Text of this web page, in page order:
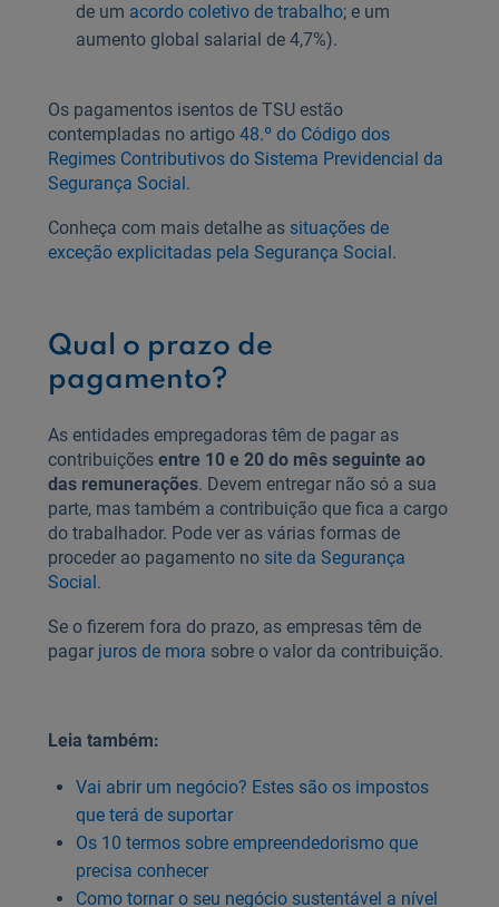
de um acordo coletivo de trabalho; e um
aumento global salarial de 4,7%).
Os pagamentos isentos de TSU estão
contempladas no artigo 48.º do Código dos
Regimes Contributivos do Sistema Previdencial da
Segurança Social.
Conheça com mais detalhe as situações de
exceção explicitadas pela Segurança Social.
Qual o prazo de
pagamento?
As entidades empregadoras têm de pagar as
contribuições entre 10 e 20 do mês seguinte ao
das remunerações. Devem entregar não só a sua
parte, mas também a contribuição que fica a cargo
do trabalhador. Pode ver as várias formas de
proceder ao pagamento no site da Segurança
Social.
Se o fizerem fora do prazo, as empresas têm de
pagar juros de mora sobre o valor da contribuição.
Leia também:
Vai abrir um negócio? Estes são os impostos
que terá de suportar
Os 10 termos sobre empreendedorismo que
precisa conhecer
Como tornar o seu negócio sustentável a nível